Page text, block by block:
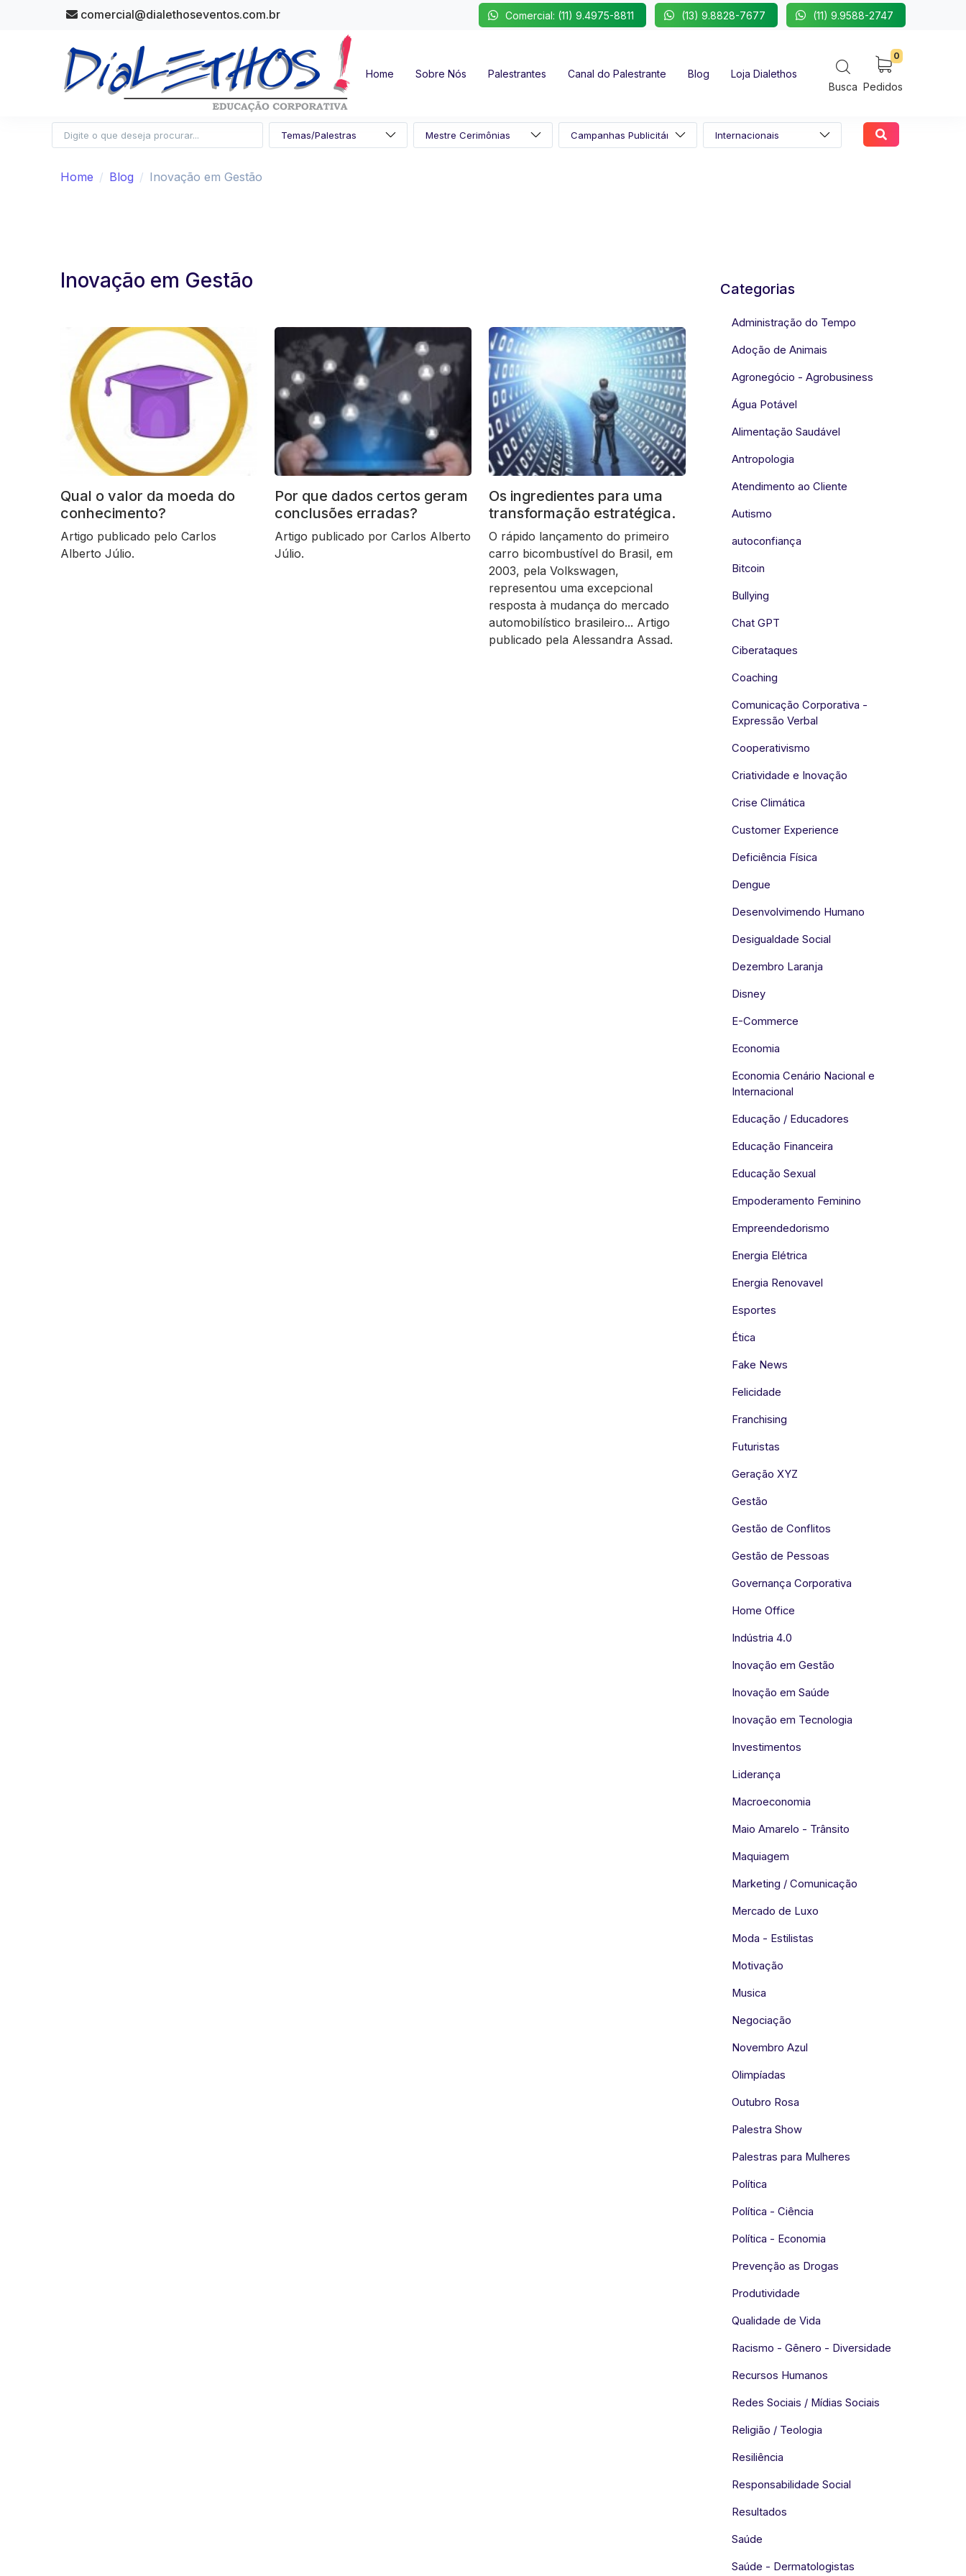
comercial@dialethoseventos.com.br Comercial: (11) 9.4975-8811 (13) 9.8828-7677 (11) 9.9588-2747
Home Sobre Nós Palestrantes Canal do Palestrante Blog
Loja Dialethos
Busca
0
Pedidos
Home Blog Inovação em Gestão
Inovação em Gestão
Qual o valor da moeda do
conhecimento?
Artigo publicado pelo Carlos
Alberto Júlio.
Por que dados certos geram
conclusões erradas?
Artigo publicado por Carlos Alberto
Júlio.
Os ingredientes para uma
transformação estratégica.
O rápido lançamento do primeiro
carro bicombustível do Brasil, em
2003, pela Volkswagen,
representou uma excepcional
resposta à mudança do mercado
automobilístico brasileiro... Artigo
publicado pela Alessandra Assad.
Categorias
Administração do Tempo
Adoção de Animais
Agronegócio - Agrobusiness
Água Potável
Alimentação Saudável
Antropologia
Atendimento ao Cliente
Autismo
autoconfiança
Bitcoin
Bullying
Chat GPT
Ciberataques
Coaching
Comunicação Corporativa -
Expressão Verbal
Cooperativismo
Criatividade e Inovação
Crise Climática
Customer Experience
Deficiência Física
Dengue
Desenvolvimendo Humano
Desigualdade Social
Dezembro Laranja
Disney
E-Commerce
Economia
Economia Cenário Nacional e
Internacional
Educação / Educadores
Educação Financeira
Educação Sexual
Empoderamento Feminino
Empreendedorismo
Energia Elétrica
Energia Renovavel
Esportes
Ética
Fake News
Felicidade
Franchising
Futuristas
Geração XYZ
Gestão
Gestão de Conflitos
Gestão de Pessoas
Governança Corporativa
Home Office
Indústria 4.0
Inovação em Gestão
Inovação em Saúde
Inovação em Tecnologia
Investimentos
Liderança
Macroeconomia
Maio Amarelo - Trânsito
Maquiagem
Marketing / Comunicação
Mercado de Luxo
Moda - Estilistas
Motivação
Musica
Negociação
Novembro Azul
Olimpíadas
Outubro Rosa
Palestra Show
Palestras para Mulheres
Política
Política - Ciência
Política - Economia
Prevenção as Drogas
Produtividade
Qualidade de Vida
Racismo - Gênero - Diversidade
Recursos Humanos
Redes Sociais / Mídias Sociais
Religião / Teologia
Resiliência
Responsabilidade Social
Resultados
Saúde
Saúde - Dermatologistas